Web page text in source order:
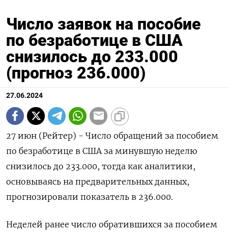
Число заявок на пособие
по безработице в США
снизилось до 233.000
(прогноз 236.000)
27.06.2024
27 июн (Рейтер) - Число обращений за пособием
по безработице в США за минувшую неделю
снизилось до 233.000, тогда как аналитики,
основываясь на предварительных данных,
прогнозировали показатель в 236.000.
Неделей ранее число обратившихся за пособием